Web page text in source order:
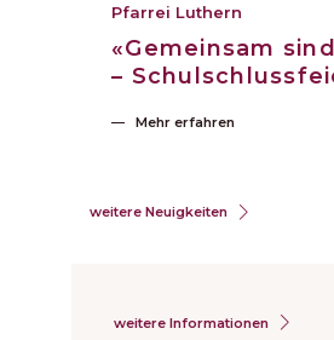
Pfarrei Luthern
«Gemeinsam
–
Mehr erfahren
weitere Neuigkeiten
weitere Informationen